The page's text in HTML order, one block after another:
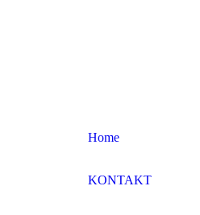
Home
KONTAKT